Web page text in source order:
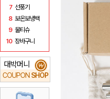
7 선풍기
8 보온보냉백
9 물티슈
10 장바구니
대박머니
COUPON SHOP
₩